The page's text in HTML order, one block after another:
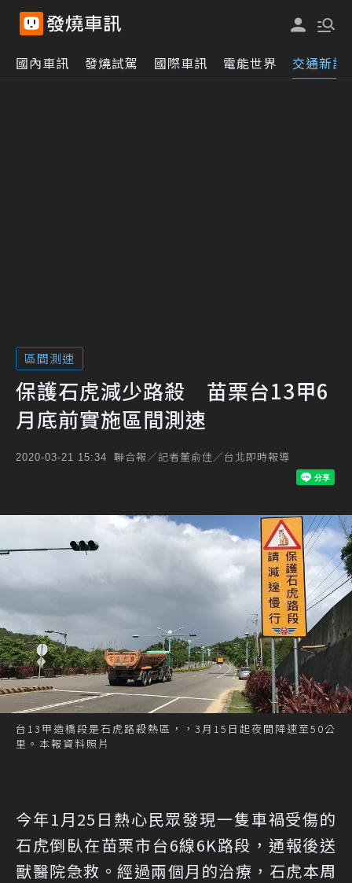
國內車訊 發燒試駕 國際車訊 電能世界 交通新訊
區間測速
保護石虎減少路殺 苗栗台13甲6
月底前實施區間測速
2020-03-21 15:34 聯合報／記者董俞佳／台北即時報導
台13甲造橋段是石虎路殺熱區，，3月15日起夜間降速至50公
里。本報資料照片
今年1月25日熱心民眾發現一隻車禍受傷的
石虎倒臥在苗栗市台6線6K路段，通報後送
獸醫院急救。經過兩個月的治療，石虎本周